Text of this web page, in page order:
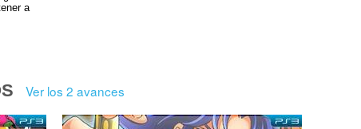
a
Ver los 2 avances